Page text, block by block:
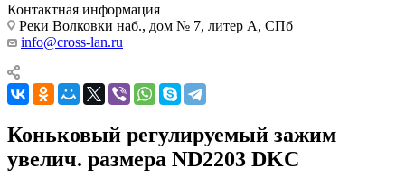
Контактная информация
Реки Волковки наб., дом № 7, литер А, СПб
info@cross-lan.ru
Коньковый регулируемый зажим
увелич. размера ND2203 DKC